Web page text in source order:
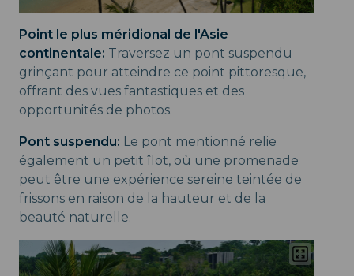
Point le plus méridional de l'Asie
continentale: Traversez un pont suspendu
grinçant pour atteindre ce point pittoresque,
offrant des vues fantastiques et des
opportunités de photos.
Pont suspendu: Le pont mentionné relie
également un petit îlot, où une promenade
peut être une expérience sereine teintée de
frissons en raison de la hauteur et de la
beauté naturelle.